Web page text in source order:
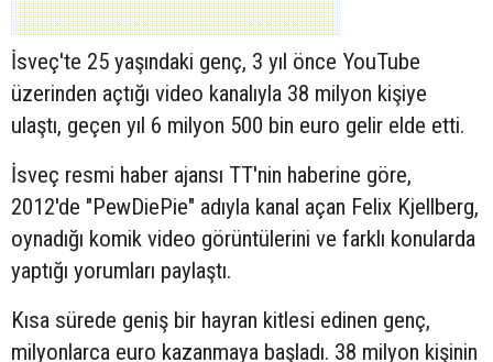
İsveç'te 25 yaşındaki genç, 3 yıl önce YouTube
üzerinden açtığı video kanalıyla 38 milyon kişiye
ulaştı, geçen yıl 6 milyon 500 bin euro gelir elde etti.
İsveç resmi haber ajansı TT'nin haberine göre,
2012'de "PewDiePie" adıyla kanal açan Felix Kjellberg,
oynadığı komik video görüntülerini ve farklı konularda
yaptığı yorumları paylaştı.
Kısa sürede geniş bir hayran kitlesi edinen genç,
milyonlarca euro kazanmaya başladı. 38 milyon kişinin